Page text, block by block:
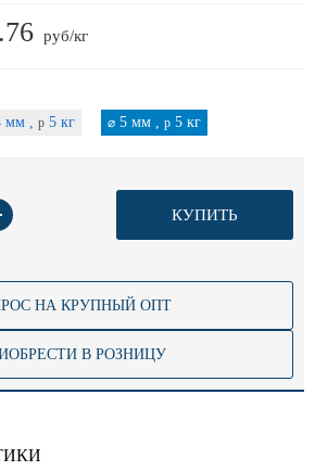
руб/кг
мм , p 5 кг ⌀ 5 мм , p 5 кг
КУПИТЬ
НА КРУПНЫЙ ОПТ
В РОЗНИЦУ